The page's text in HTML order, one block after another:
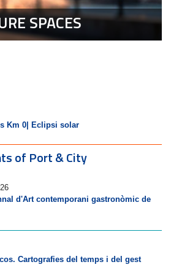
SPACES
Km 0| Eclipsi solar
of Port & City
d'Art contemporani gastronòmic de
Cartografies del temps i del gest